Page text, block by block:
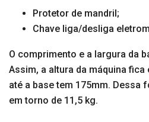
Protetor de mandril;
Chave liga/desliga
O comprimento e a largura da
Assim, a altura da máquina fica
até a base tem 175mm. Dessa
em torno de 11,5 kg.